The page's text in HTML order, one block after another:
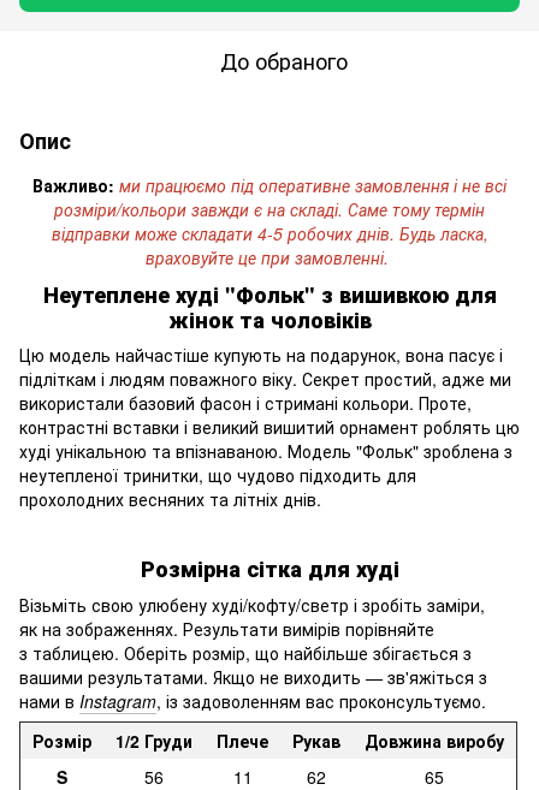
До обраного
Опис
Важливо: ми працюємо під оперативне замовлення і не всі
розміри/кольори завжди є на складі. Саме тому термін
відправки може складати 4-5 робочих днів. Будь ласка,
враховуйте це при замовленні.
Неутеплене худі "Фольк" з вишивкою для
жінок та чоловіків
Цю модель найчастіше купують на подарунок, вона пасує і
підліткам і людям поважного віку. Секрет простий, адже ми
використали базовий фасон і стримані кольори. Проте,
контрастні вставки і великий вишитий орнамент роблять цю
худі унікальною та впізнаваною. Модель "Фольк" зроблена з
неутепленої тринитки, що чудово підходить для
прохолодних весняних та літніх днів.
Розмірна сітка для худі
Візьміть свою улюбену худі/кофту/светр і зробіть заміри,
як на зображеннях. Результати вимірів порівняйте
з таблицею. Оберіть розмір, що найбільше збігається з
вашими результатами. Якщо не виходить — зв'яжіться з
нами в Instagram, із задоволенням вас проконсультуємо.
Розмір
1/2 Груди Плече Рукав
Довжина виробу
S
56 11 62
65